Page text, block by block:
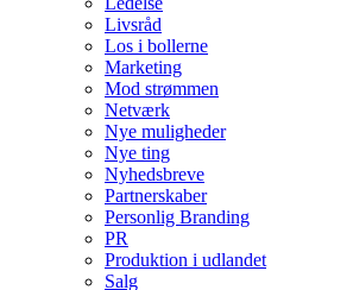
Livsråd
Los i bollerne
Marketing
Mod strømmen
Netværk
Nye muligheder
Nye ting
Nyhedsbreve
Partnerskaber
Personlig Branding
PR
Produktion i udlandet
Salg